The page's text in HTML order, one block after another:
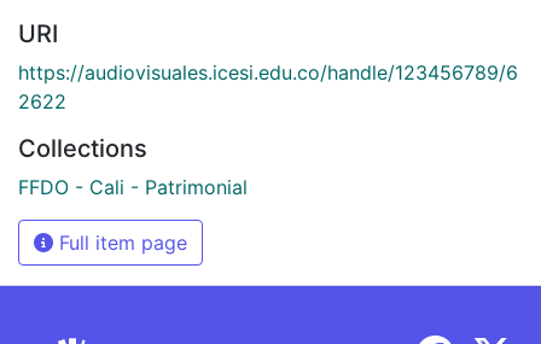
URI
https://audiovisuales.icesi.edu.co/handle/123456789/6
2622
Collections
FFDO - Cali - Patrimonial
Full item page